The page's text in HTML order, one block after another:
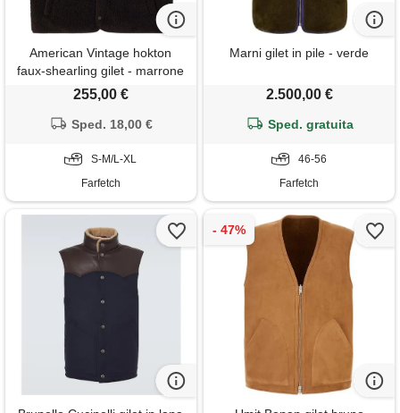
American Vintage hokton
faux-shearling gilet - marrone
255,00 €
Sped. 18,00 €
S-M/L-XL
Farfetch
Marni gilet in pile - verde
2.500,00 €
Sped. gratuita
46-56
Farfetch